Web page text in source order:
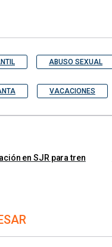
ABUSO SEXUAL
VACACIONES
en SJR para tren